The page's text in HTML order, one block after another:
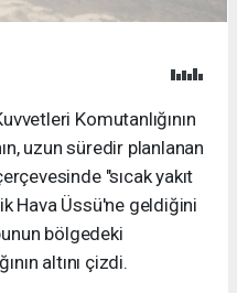
Komutanlığının
uzun süredir planlanan
"sıcak yakıt
Hava Üssü'ne geldiğini
bölgedeki
altını çizdi.